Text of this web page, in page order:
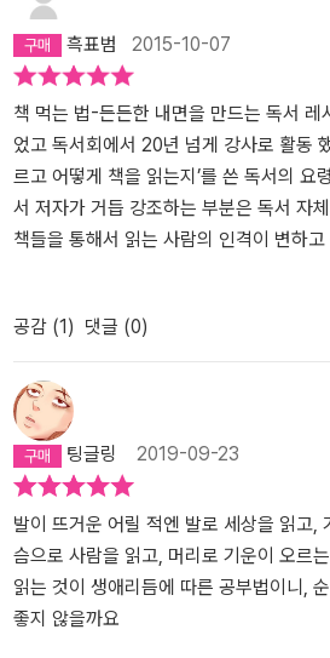
야하며, 나를 지배하는 사람이라면,그가
요하다'p138 라고. 문학이 인간의 깊은 심
하고 읽고 싶지 않다는생각이 강했지만,
해할때 함께 만들 수 있는세상을 꿈꿀 수
둔 먼지를차분히 털어내본다. ' 발이 뜨
읽고,가슴이 뜨거운 젊은 날엔 가슴으로
오르는 중년 이후엔 머리로 책을 읽는 것
법이니,순리에 맞게 배우고 사는게 좋지
정밀히' 읽는 것이 좋다. 정성껏 정밀히 읽
랑 한 번 읽고 덮는 대신 반복해서 읽고,
으로 쓰면서 읽는 것이 좋다. 기본적으로
는 활동이지만, 때로는 여럿이 함께 읽는
나 관점을 알 수 있고 이를 통해 자신의 독
있다. 모든 책을 이만한 노력과 시간을 들
서 책 한 권도 정성껏 정밀히 읽어본 경험
하지 않은가. 앞으로도 꼭꼭 씹어 먹고 싶
머지 엉망이 되어버린 적도 있었고 차라
혼자 책을 읽을까 진지하게 고민했던 적
꾸준히 참석을 하고 책을 깊이 읽게 읽으
좋사 카페에 몽당연필님이 많은 조언을 해
지.’ 싶을 정도로 자리잡은듯하다. 하지만
다. 다른 몇몇 분들에 비해 나의 책읽기의
루하다는 것이다. 책을 읽으면 뭔가 변화
가 눈에 보이지도 않고 생각하는 것 자체
한 시립 도서관의 독서회에서 20년 넘게
다. 독서모임을 운영하고 계시기도 한 분
왠지 나의 책 읽기에 돌파구가 생길 것 같
인 것처럼 내용 또한 책 읽는 법에 대해 이
법, 질문하며 읽는 법, 있는 그대로 읽는
법, 어려운 책을 읽는 법, 쓰면서 읽는 법,
등등 여러 방법의 책 읽는 법이 이 책에 등
말하는 방법들이 100% 확실하고 모두에
이것은 작가의 말처럼 “삶의 고비마다 안
민이 담긴 애틋한 비밀이며 이것을 소중히
흑표범 2015-10-07
책 먹는 법-든든한 내면을 만드는 독서 레시피김이
었고 독서회에서 20년 넘게 강사로 활동
르고 어떻게 책을 읽는지’를 쓴 독서의 요
서 저자가 거듭 강조하는 부분은 독서 자
책들을 통해서 읽는 사람의 인격이 변하
저, 책은 강요나 의무감에서 읽는 것이 아
어야 된다는 사실을 말합니다.그러기 위해
소위 고전 명작부터 읽거나 전집류를 읽
재미있는 책부터 읽기를 권합니다.물론
자극적인 동영상에 익숙해진 현대인들에
책과 친해지기 위해서는 처음의 서먹하고
고 말합니다.그러므로 저자는 첫눈에 반한
책부터 읽기 시작하라고 말합니다.그를
성찰, 반성이 이루어진다고 말합니다.책
이 아니라 한 권씩 집중하고 즐기면서 읽
의 만남이 이루어지고 시야가 넓어진다고
공감 (1 ) 댓글 (0)
팅글링 2019-09-23
발이 뜨거운 어릴 적엔 발로 세상을 읽고,
슴으로 사람을 읽고, 머리로 기운이 오르
읽는 것이 생애리듬에 따른 공부법이니,
좋지 않을까요